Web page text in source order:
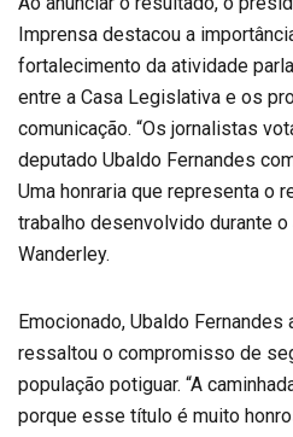
Imprensa destacou a
fortalecimento da atividade
entre a Casa Legislativa e os
comunicação. “Os jornalistas
deputado Ubaldo Fernandes
Uma honraria que representa o
trabalho desenvolvido durante o
Wanderley.
Emocionado, Ubaldo Fernandes
ressaltou o compromisso de
população potiguar. “A
porque esse título é muito